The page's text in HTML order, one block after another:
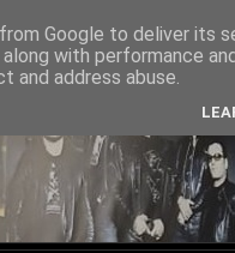
Google to deliver its
along with performance
and address abuse.